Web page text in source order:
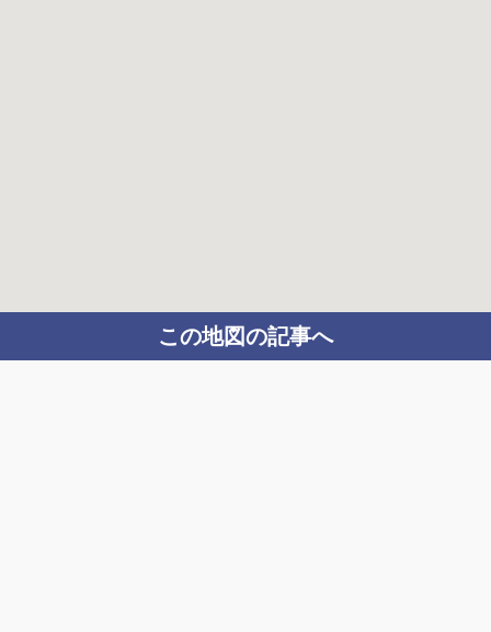
この地図の記事へ